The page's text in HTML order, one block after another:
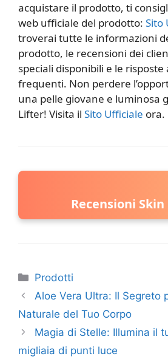
acquistare il prodotto, ti
web ufficiale del prodotto: Sito
troverai tutte le informazioni
prodotto, le recensioni dei
speciali disponibili e le
frequenti. Non perdere
una pelle giovane e luminosa
Lifter! Visita il Sito Ufficiale ora.
Recensioni
Categorie
Prodotti
Aloe Vera Ultra: Il Segreto
Naturale del Tuo Corpo
Magia di Stelle: Illumina il
migliaia di punti luce